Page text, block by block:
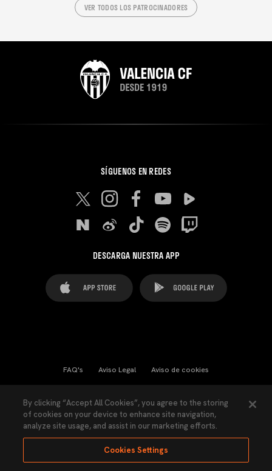
VER TODOS LOS PATROCINADORES
SÍGUENOS EN REDES
DESCARGA NUESTRA APP
FAQ's Aviso Legal Aviso de cookies
Ley Transparencia Política de Privacidad
Accesibilidad
By clicking “Accept All Cookies”, you agree to the storing
of cookies on your device to enhance site navigation,
analyze site usage, and assist in our marketing efforts.
Cookies Settings